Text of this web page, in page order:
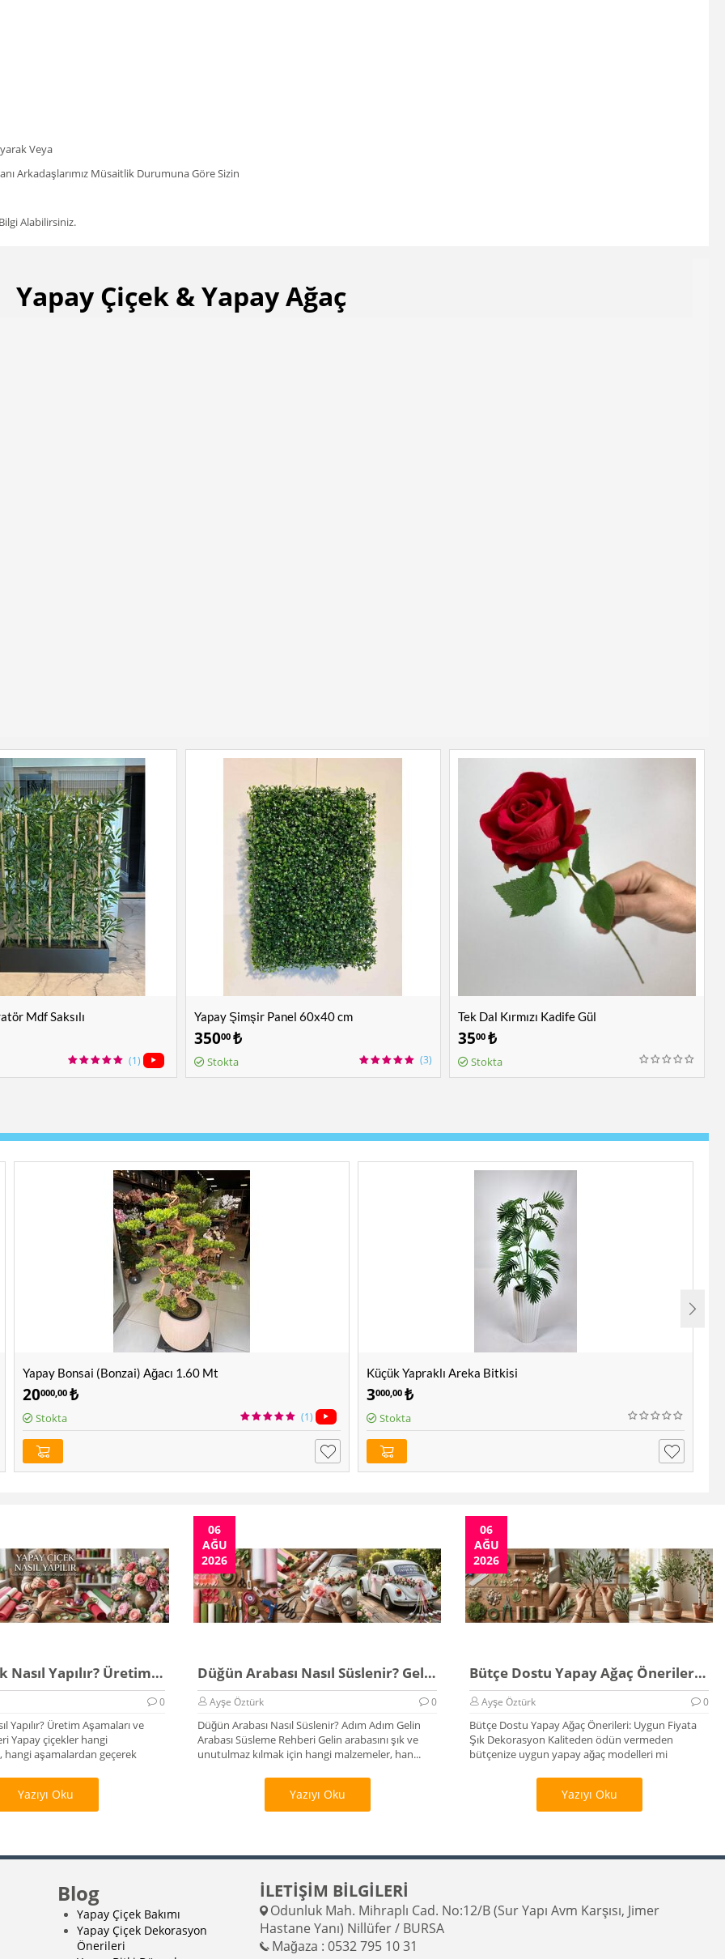
Veya
Arkadaşlarımız Müsaitlik Durumuna Göre Sizin
Alabilirsiniz.
Yapay Çiçek & Yapay Ağaç
Mdf Saksılı
(1)
Yapay Şimşir Panel 60x40 cm
35000 ₺
Stokta (3)
Tek Dal Kırmızı Kadife Gül
3500 ₺
Stokta
Yapay Bonsai (Bonzai) Ağacı 1.60 Mt
20000,00 ₺
Stokta (1)
Küçük Yapraklı Areka Bitkisi
3000,00 ₺
Stokta
Yapay Çiçek Nasıl Yapılır? Üretim Rehberi 2026
0
Yapılır? Üretim Aşamaları ve
Yapay çiçekler hangi
hangi aşamalardan geçerek
Yazıyı Oku
06
AĞU
2026
Düğün Arabası Nasıl Süslenir? Gelin Arabası Rehberi
Ayşe Öztürk 0
Düğün Arabası Nasıl Süslenir? Adım Adım Gelin
Arabası Süsleme Rehberi Gelin arabasını şık ve
unutulmaz kılmak için hangi malzemeler, han...
Yazıyı Oku
06
AĞU
2026
Bütçe Dostu Yapay Ağaç Önerileri 2026
Ayşe Öztürk 0
Bütçe Dostu Yapay Ağaç Önerileri: Uygun Fiyata
Şık Dekorasyon Kaliteden ödün vermeden
bütçenize uygun yapay ağaç modelleri mi
Yazıyı Oku
Blog
Yapay Çiçek Bakımı
Yapay Çiçek Dekorasyon
Önerileri
İLETİŞİM BİLGİLERİ
Odunluk Mah. Mihraplı Cad. No:12/B (Sur Yapı Avm Karşısı, Jimer
Hastane Yanı) Nillüfer / BURSA
Mağaza : 0532 795 10 31